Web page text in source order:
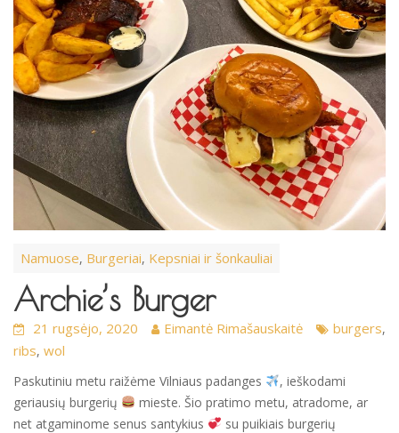
Namuose, Burgeriai, Kepsniai ir šonkauliai
Archie’s Burger
21 rugsėjo, 2020 Eimantė Rimašauskaitė burgers,
ribs, wol
Paskutiniu metu raižėme Vilniaus padanges
, ieškodami
geriausių burgerių
mieste. Šio pratimo metu, atradome, ar
net atgaminome senus santykius
su puikiais burgerių